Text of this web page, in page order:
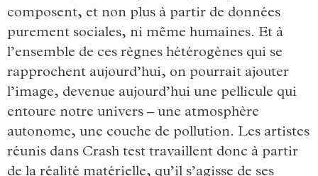
composent, et non plus à partir de données
purement sociales, ni même humaines. Et à
l’ensemble de ces règnes hétérogènes qui se
rapprochent aujourd’hui, on pourrait ajouter
l’image, devenue aujourd’hui une pellicule qui
entoure notre univers – une atmosphère
autonome, une couche de pollution. Les artistes
réunis dans Crash test travaillent donc à partir
de la réalité matérielle, qu’il s’agisse de ses